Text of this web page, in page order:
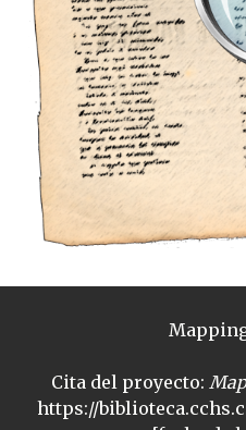
Cita del proyecto:
https://